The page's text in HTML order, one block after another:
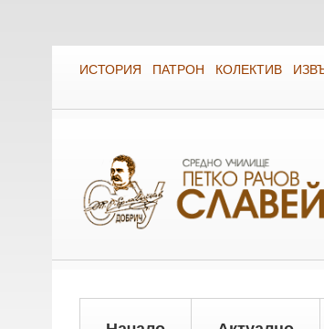
ИСТОРИЯ ПАТРОН КОЛЕКТИВ